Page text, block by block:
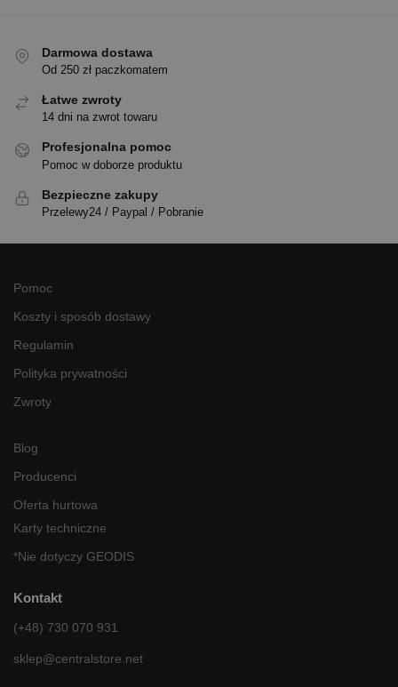
Darmowa dostawa
Od 250 zł paczkomatem
Łatwe zwroty
14 dni na zwrot towaru
Profesjonalna pomoc
Pomoc w doborze produktu
Bezpieczne zakupy
Przelewy24 / Paypal / Pobranie
Pomoc
Koszty i sposób dostawy
Regulamin
Polityka prywatności
Zwroty
Blog
Producenci
Oferta hurtowa
Karty techniczne
*Nie dotyczy GEODIS
Kontakt
(+48) 730 070 931
sklep@centralstore.net